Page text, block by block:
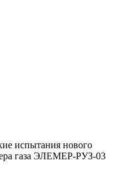
испытания нового
газа ЭЛЕМЕР-РУЗ-03